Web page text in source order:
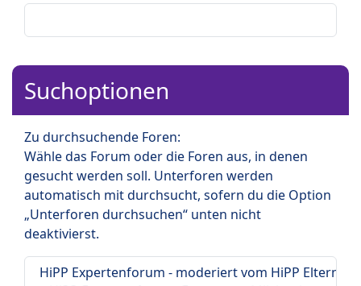
Suchoptionen
Zu durchsuchende Foren:
Wähle das Forum oder die Foren aus, in denen
gesucht werden soll. Unterforen werden
automatisch mit durchsucht, sofern du die Option
„Unterforen durchsuchen“ unten nicht
deaktivierst.